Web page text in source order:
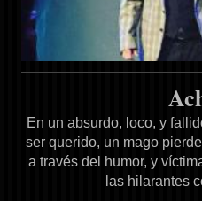
En un absurdo, loco, y
ser querido, un mago
a través del humor, y
las hilarantes